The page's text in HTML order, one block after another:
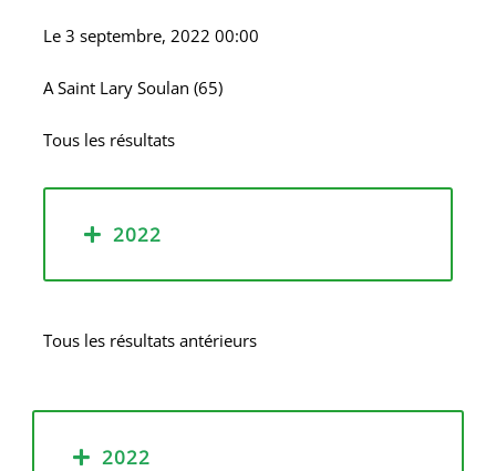
Le3 septembre, 2022 00:00
ASaint Lary Soulan (65)
Tous les résultats
2022
Tous les résultats antérieurs
2022